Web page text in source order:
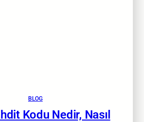
BLOG
Kodu Nedir, Nasıl